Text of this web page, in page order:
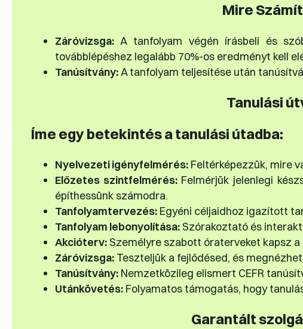
Mire
Záróvizsga:A tanfolyam végén írásbeli és
továbblépéshez legalább 70%-os eredményt kell
Tanúsítvány:A tanfolyam teljesítése után
Tanulási
Íme egy betekintés a tanulási útadba:
Nyelvezeti igényfelmérés:Feltérképezzük, mire
Előzetes szintfelmérés:Felmérjük jelenlegi
építhessünk számodra.
Tanfolyamtervezés:Egyéni céljaidhoz igazított
Tanfolyam lebonyolítása:Szórakoztató és
Akcióterv:Személyre szabott óraterveket kapsz a
Záróvizsga:Teszteljük a fejlődésed, és
Tanúsítvány:Nemzetközileg elismert CEFR
Utánkövetés:Folyamatos támogatás, hogy
Garantált